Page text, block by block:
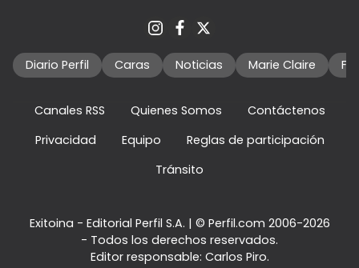
Diario Perfil Caras Noticias Marie Claire
Canales RSS Quienes Somos
Contáctenos
Privacidad
Equipo
Reglas de participación
Tránsito
Exitoina - Editorial Perfil S.A. | © Perfil.com 2006-2026
- Todos los derechos reservados.
Editor responsable: Carlos Piro.